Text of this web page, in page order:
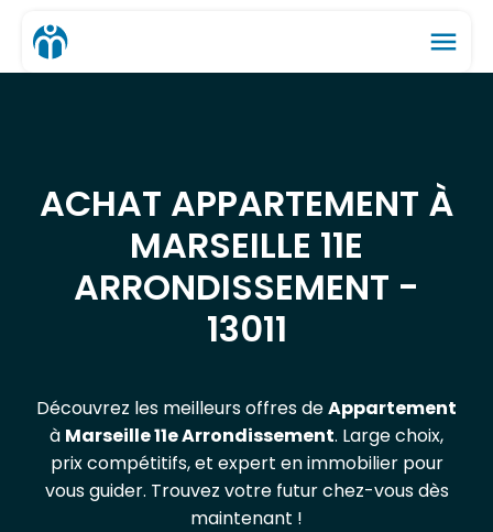
menu
ACHAT APPARTEMENT À
MARSEILLE 11E
ARRONDISSEMENT -
13011
Découvrez les meilleurs offres deAppartement
à Marseille 11e Arrondissement. Large choix,
prix compétitifs, et expert en immobilier pour
vous guider. Trouvez votre futur chez-vous dès
maintenant !